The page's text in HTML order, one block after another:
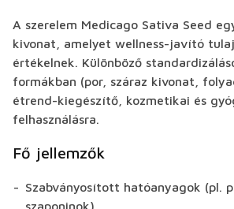
A szerelem Medicago Sativa Seed
kivonat, amelyet wellness-javító
értékelnek. Különböző
formákban (por, száraz kivonat,
étrend-kiegészítő, kozmetikai és
felhasználásra.
Fő jellemzők
Szabványosított hatóanyagok (pl.
szaponinok)